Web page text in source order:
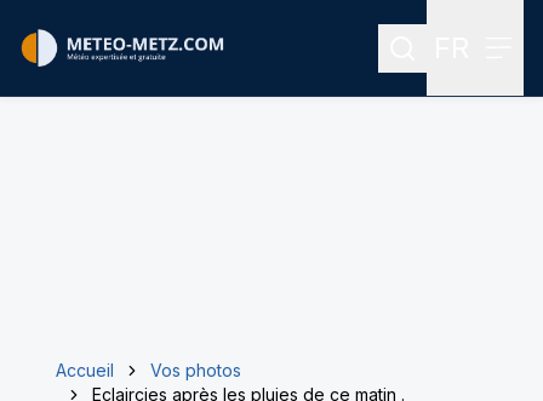
Rechercher
Accueil
Vos photos
Eclaircies après les pluies de ce matin .